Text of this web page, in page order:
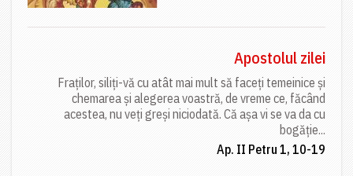
Apostolul zilei
Fraților, siliți-vă cu atât mai mult să faceți temeinice și
chemarea și alegerea voastră, de vreme ce, făcând
acestea, nu veți greși niciodată. Că așa vi se va da cu
bogăție...
Ap. II Petru 1, 10-19